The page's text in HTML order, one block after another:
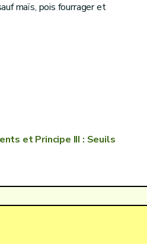
maïs, pois fourrager et
et Principe III : Seuils